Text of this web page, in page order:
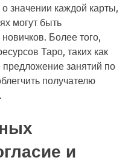
значении каждой карты,
могут быть
Более того,
Таро, таких как
занятий по
получателю
и